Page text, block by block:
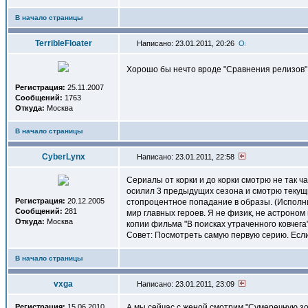
В начало страницы
TerribleFloater Написано: 23.01.2011, 20:26
Регистрация: 25.11.2007
Сообщений: 1763
Откуда: Москва
Хорошо бы нечто вроде "Сравнения
В начало страницы
СyberLynx Написано: 23.01.2011, 22:58
Регистрация: 20.12.2005
Сообщений: 281
Откуда: Москва
Сериалы от корки и до корки смотрю не так
осилил 3 предыдущих сезона и смотрю
стопроцентное попадание в образы.
мир главных героев. Я не физик, не
копии фильма "В поисках утраченного
Совет: Посмотреть самую первую серию.
В начало страницы
vxga Написано: 23.01.2011, 23:09